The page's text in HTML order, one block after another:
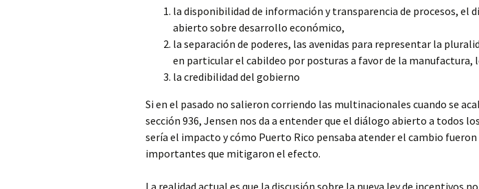
la disponibilidad de información y transparencia de procesos, el
abierto sobre desarrollo económico,
la separación de poderes, las avenidas para representar la
en particular el cabildeo por posturas a favor de la manufactura,
la credibilidad del gobierno
Si en el pasado no salieron corriendo las multinacionales cuando se
sección 936, Jensen nos da a entender que el diálogo abierto a todos
sería el impacto y cómo Puerto Rico pensaba atender el cambio
importantes que mitigaron el efecto.
La realidad actual es que la discusión sobre la nueva ley de incentivos